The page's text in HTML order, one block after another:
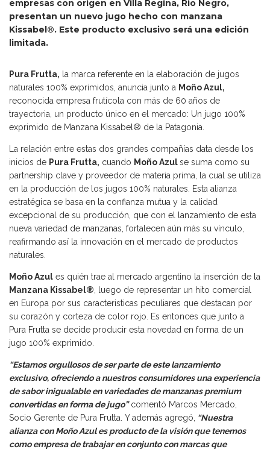
empresas con origen en Villa Regina, Rio Negro,
presentan un nuevo jugo hecho con manzana
Kissabel®. Este producto exclusivo será una edición
limitada.
Pura Frutta, la marca referente en la elaboración de jugos
naturales 100% exprimidos, anuncia junto a Moño Azul,
reconocida empresa frutícola con más de 60 años de
trayectoria, un producto único en el mercado: Un jugo 100%
exprimido de Manzana Kissabel® de la Patagonia.
La relación entre estas dos grandes compañías data desde los
inicios de Pura Frutta, cuando Moño Azulse suma como su
partnership clave y proveedor de materia prima, la cual se utiliza
en la producción de los jugos 100% naturales. Esta alianza
estratégica se basa en la confianza mutua y la calidad
excepcional de su producción, que con el lanzamiento de esta
nueva variedad de manzanas, fortalecen aún más su vínculo,
reafirmando así la innovación en el mercado de productos
naturales.
Moño Azul es quién trae al mercado argentino la inserción de la
Manzana Kissabel® , luego de representar un hito comercial
en Europa por sus caracteristicas peculiares que destacan por
su corazón y corteza de color rojo. Es entonces que junto a
Pura Frutta se decide producir esta novedad en forma de un
jugo 100% exprimido.
“Estamos orgullosos de ser parte de este lanzamiento
exclusivo, ofreciendo a nuestros consumidores una experiencia
de sabor inigualable en variedades de manzanas premium
convertidas en forma de jugo”comentó Marcos Mercado,
Socio Gerente de Pura Frutta. Y además agregó, “Nuestra
alianza con Moño Azul es producto de la visión que tenemos
como empresa de trabajar en conjunto con marcas que